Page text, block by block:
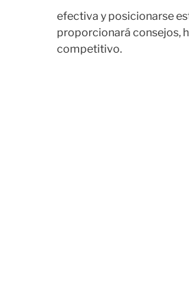
efectiva y posicionarse
proporcionará consejos,
competitivo.